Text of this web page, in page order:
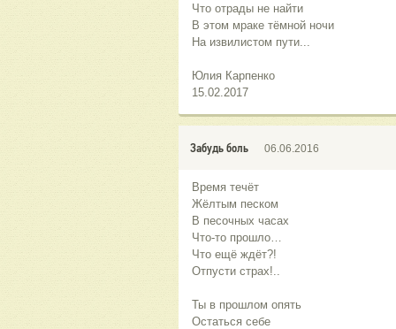
Что отрады не найти
В этом мраке тёмной ночи
На извилистом пути...
Юлия Карпенко
15.02.2017
Забудь боль 06.06.2016
Время течёт
Жёлтым песком
В песочных часах
Что-то прошло…
Что ещё ждёт?!
Отпусти страх!..
Ты в прошлом опять
Остаться себе